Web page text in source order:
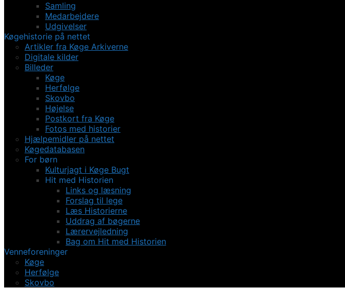
Samling
Medarbejdere
Udgivelser
Køgehistorie på nettet
Artikler fra Køge Arkiverne
Digitale kilder
Billeder
Køge
Herfølge
Skovbo
Højelse
Postkort fra Køge
Fotos med historier
Hjælpemidler på nettet
Køgedatabasen
For børn
Kulturjagt i Køge Bugt
Hit med Historien
Links og læsning
Forslag til lege
Læs Historierne
Uddrag af bøgerne
Lærervejledning
Bag om Hit med Historien
Venneforeninger
Køge
Herfølge
Skovbo